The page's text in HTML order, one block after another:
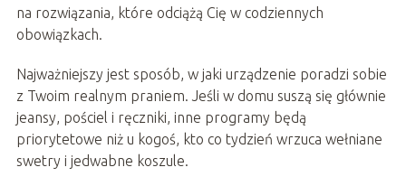
na rozwiązania, które odciążą Cię w codziennych
obowiązkach.
Najważniejszy jest sposób, w jaki urządzenie poradzi sobie
z Twoim realnym praniem. Jeśli w domu suszą się głównie
jeansy, pościel i ręczniki, inne programy będą
priorytetowe niż u kogoś, kto co tydzień wrzuca wełniane
swetry i jedwabne koszule.